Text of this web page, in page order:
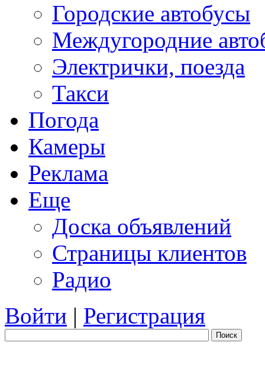
Городские автобусы
Междугородние
Электрички, поезда
Такси
Погода
Камеры
Реклама
Еще
Доска объявлений
Страницы клиентов
Радио
Войти | Регистрация
Поиск